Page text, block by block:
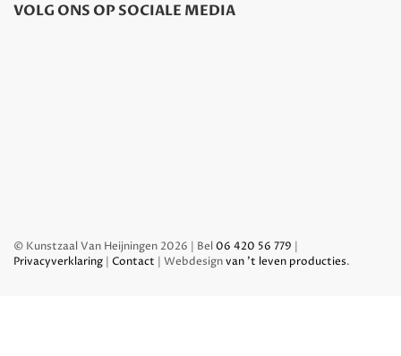
VOLG ONS OP SOCIALE MEDIA
© Kunstzaal Van Heijningen 2026 | Bel 06 420 56 779 |
Privacyverklaring | Contact | Webdesignvan 't leven producties.